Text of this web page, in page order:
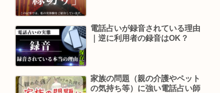
電話占いが録音されている理由
｜逆に利用者の録音はOK？
家族の問題（親の介護やペット
の気持ち等）に強い電話占い師